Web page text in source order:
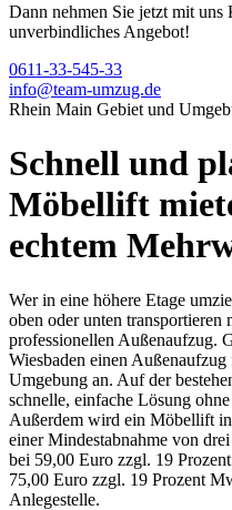
Dann nehmen Sie jetzt mit
unverbindliches Angebot!
0611-33-545-33
info@team-umzug.de
Rhein Main Gebiet und
Schnell und
Möbellift
echtem
Wer in eine höhere Etage
oben oder unten
professionellen Außenaufzug.
Wiesbaden einen
Umgebung an. Auf der
schnelle, einfache Lösung
Außerdem wird ein Möbellift
einer Mindestabnahme von
bei 59,00 Euro zzgl. 19
75,00 Euro zzgl. 19 Prozent
Anlegestelle.